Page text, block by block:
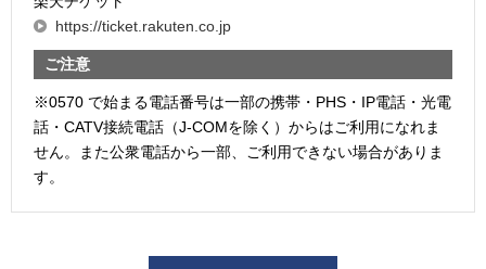
https://ticket.rakuten.co.jp
ご注意
※0570 で始まる電話番号は一部の携帯・PHS・IP電話・光電
話・CATV接続電話（J-COMを除く）からはご利用になれま
せん。また公衆電話から一部、ご利用できない場合がありま
す。